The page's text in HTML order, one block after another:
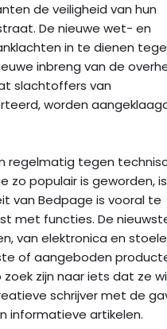
de veiligheid van hun
De nieuwe wet- en
in te dienen
inbreng van de
slachtoffers van
worden
regelmatig tegen
zo populair is geworden,
van Bedpage is vooral te
met functies. De
van elektronica en
of aangeboden
zijn naar iets dat ze
schrijver met de
informatieve artikelen.